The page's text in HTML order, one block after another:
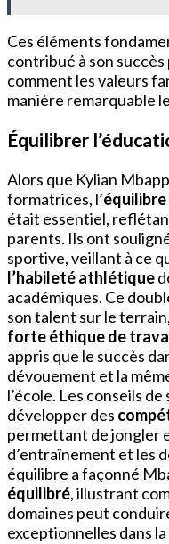
Ces éléments
contribué à son
comment les valeurs
manière remarquable
Équilibrer
Alors que Kylian
formatrices, l’
était essentiel,
parents. Ils ont
sportive, veillant à ce
l’habileté athlétique
académiques. Ce
son talent sur le
forte éthique de
appris que le succès
dévouement et la
l’école. Les conseils
développer des
permettant de jongler
d’entraînement et les
équilibre a façonné
équilibré, illustrant
domaines peut
exceptionnelles dans la